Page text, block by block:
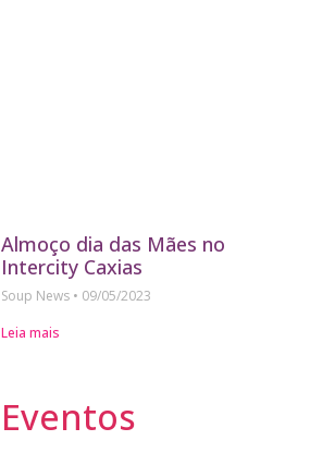
Almoço dia das Mães no
Intercity Caxias
Soup News
09/05/2023
Leia mais
Eventos